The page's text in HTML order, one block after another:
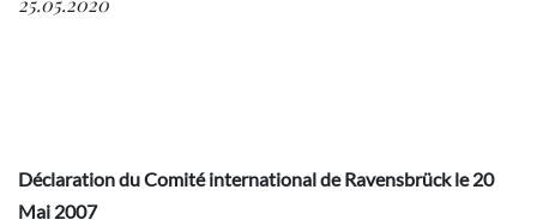
Déclaration du Comité international de Ravensbrück le 20
Mai 2007